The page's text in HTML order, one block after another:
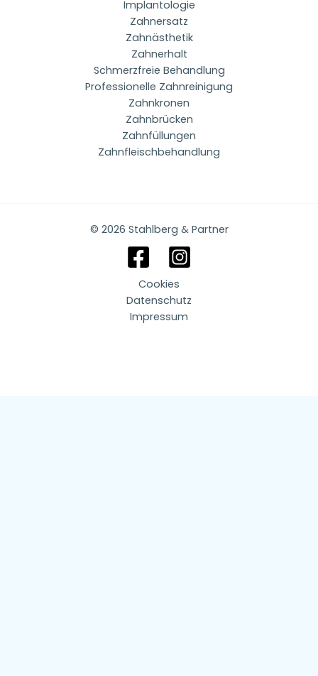
Implantologie
Zahnersatz
Zahnästhetik
Zahnerhalt
Schmerzfreie Behandlung
Professionelle Zahnreinigung
Zahnkronen
Zahnbrücken
Zahnfüllungen
Zahnfleischbehandlung
© 2026 Stahlberg & Partner
Cookies
Datenschutz
Impressum